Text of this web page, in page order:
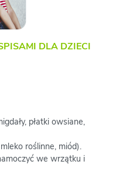
DLA DZIECI
płatki owsiane,
roślinne, miód).
we wrzątku i